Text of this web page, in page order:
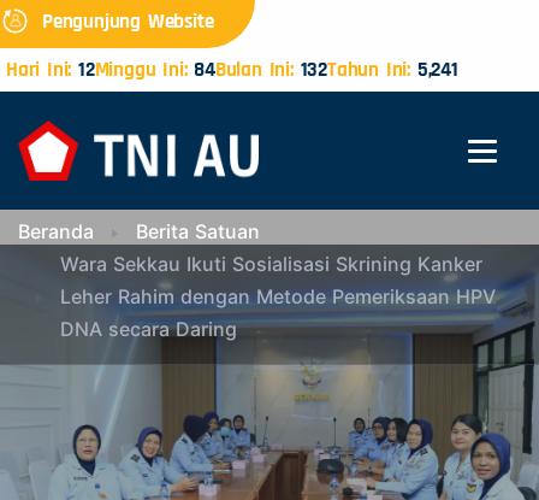
Pengunjung Website
Hari Ini: 12Minggu Ini:84Bulan Ini:132Tahun Ini: 5,241
Beranda
Berita Satuan
Wara Sekkau Ikuti Sosialisasi Skrining Kanker
Leher Rahim dengan Metode Pemeriksaan HPV
DNA secara Daring